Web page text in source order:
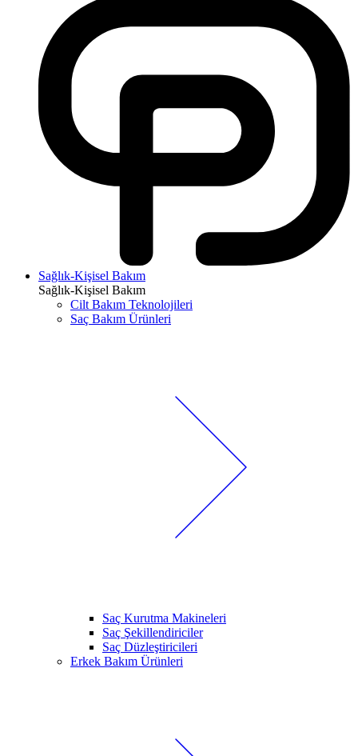
Sağlık-Kişisel Bakım
Sağlık-Kişisel Bakım
Cilt Bakım Teknolojileri
Saç Bakım Ürünleri
Saç Kurutma Makineleri
Saç Şekillendiriciler
Saç Düzleştiricileri
Erkek Bakım Ürünleri